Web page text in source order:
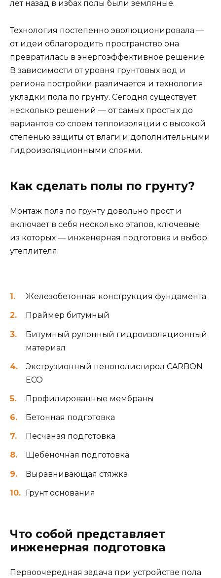
лет назад в избах полы были земляные.
Технология постепенно эволюционировала —
от идеи облагородить пространство она
превратилась в энергоэффективное решение.
В зависимости от уровня грунтовых вод и
региона постройки различается и технология
укладки пола по грунту. Сегодня существует
несколько решений — от самых простых до
вариантов со слоем теплоизоляции с высокой
степенью защиты от влаги и дополнительными
гидроизоляционными слоями.
Как сделать полы по грунту?
Монтаж пола по грунту довольно прост и
включает в себя несколько этапов, ключевые
из которых — инженерная подготовка и выбор
утеплителя.
Железобетонная конструкция фундамента
Праймер битумный
Битумный рулонный гидроизоляционный
материал
Экструзионный пенополистирол CARBON
ECO
Профилированные мембраны
Бетонная подготовка
Песчаная подготовка
Щебёночная подготовка
Выравнивающая стяжка
Грунт основания
Что собой представляет
инженерная подготовка
Первоочередная задача при устройстве пола